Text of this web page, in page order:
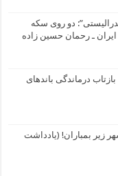
دو روی سکه
ـ رحمان حسین زاده
درماندگی باندهای
زیر بمباران! (یادداشت